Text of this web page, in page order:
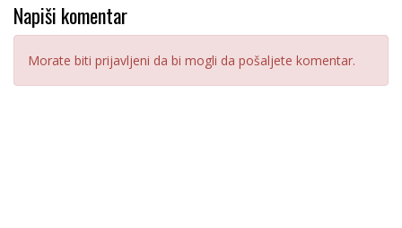
Napiši komentar
Morate biti prijavljeni da bi mogli da pošaljete komentar.